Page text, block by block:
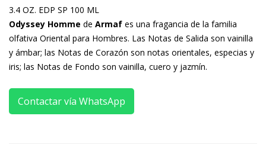
3.4 OZ. EDP SP 100 ML
Odyssey Homme de Armaf es una fragancia de la familia
olfativa Oriental para Hombres. Las Notas de Salida son vainilla
y ámbar; las Notas de Corazón son notas orientales, especias y
iris; las Notas de Fondo son vainilla, cuero y jazmín.
Contactar vía WhatsApp